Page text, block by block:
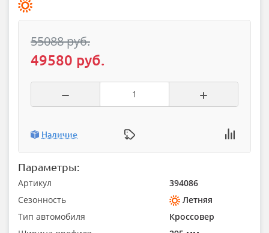
55088 руб.
49580 руб.
Наличие
Параметры:
Артикул
394086
Сезонность
Летняя
Тип автомобиля
Кроссовер